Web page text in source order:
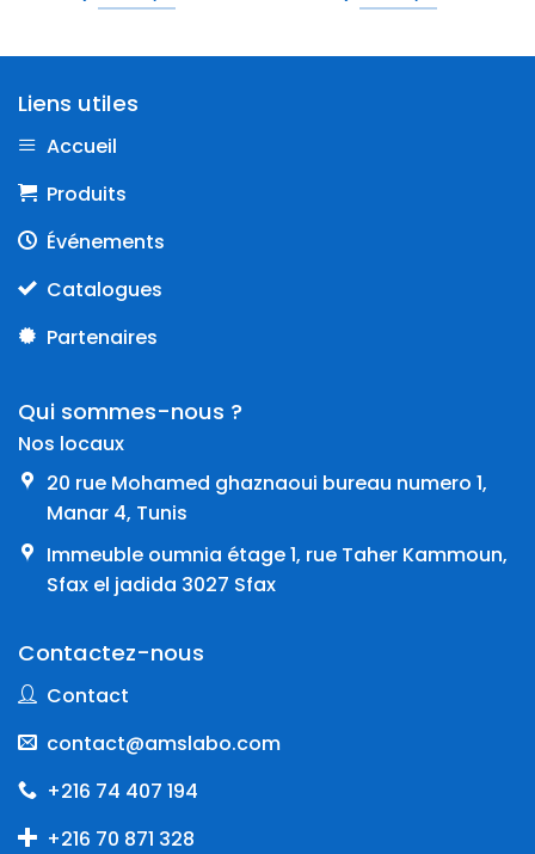
Liens utiles
Accueil
Produits
Événements
Catalogues
Partenaires
Qui sommes-nous ?
Nos locaux
20 rue Mohamed ghaznaoui bureau numero 1,
Manar 4, Tunis
Immeuble oumnia étage 1, rue Taher Kammoun,
Sfax el jadida 3027 Sfax
Contactez-nous
Contact
contact@amslabo.com
+216 74 407 194
+216 70 871 328